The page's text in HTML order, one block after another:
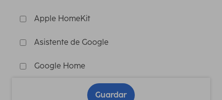
Apple HomeKit
Asistente de Google
Google Home
Guardar